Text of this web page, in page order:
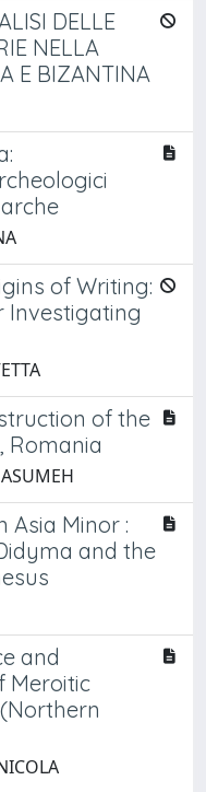
DELLE
NELLA
E BIZANTINA
of Writing:
Investigating
of the
Romania
Asia Minor :
and the
and
Meroitic